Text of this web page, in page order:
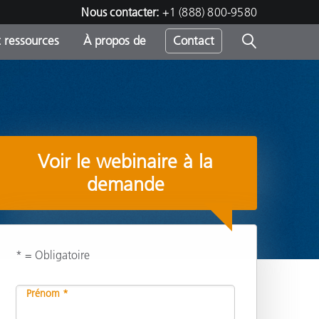
Nous contacter: +1 (888) 800-9580
À propos de Contact
Partager
Voir le webinaire à la
demande
* = Obligatoire
Prénom *